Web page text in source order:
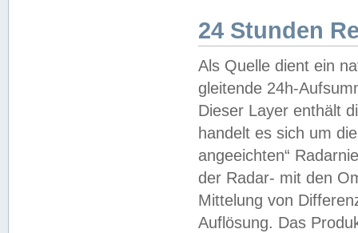
24 Stunden
Als Quelle dient ein
gleitende 24h-
Dieser Layer enthält
handelt es sich um
angeeichten“
der Radar- mit den
Mittelung von
Auflösung. Das